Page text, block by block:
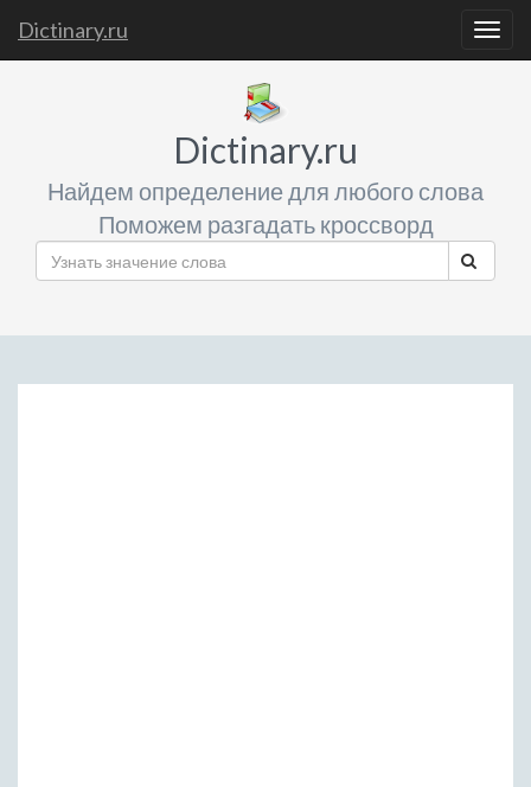
Dictinary.ru
Dictinary.ru
Найдем определение для любого слова
Поможем разгадать кроссворд